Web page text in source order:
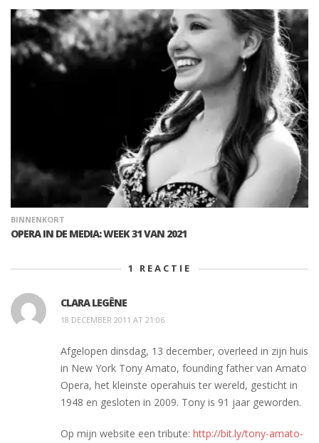
BINNENKORT
OPERA IN DE MEDIA: WEEK 31 VAN 2021
1 REACTIE
CLARA LEGÊNE
18 DECEMBER 2011 AT 21:06
Afgelopen dinsdag, 13 december, overleed in zijn huis
in New York Tony Amato, founding father van Amato
Opera, het kleinste operahuis ter wereld, gesticht in
1948 en gesloten in 2009. Tony is 91 jaar geworden.
Op mijn website een tribute: http://bit.ly/tony-amato-